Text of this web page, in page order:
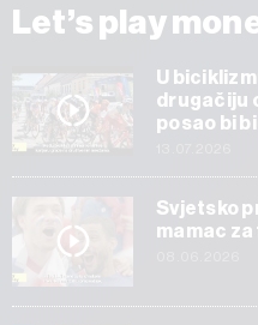
Let’s play
U
drugačiju
posao bi
Svjetsko
mamac